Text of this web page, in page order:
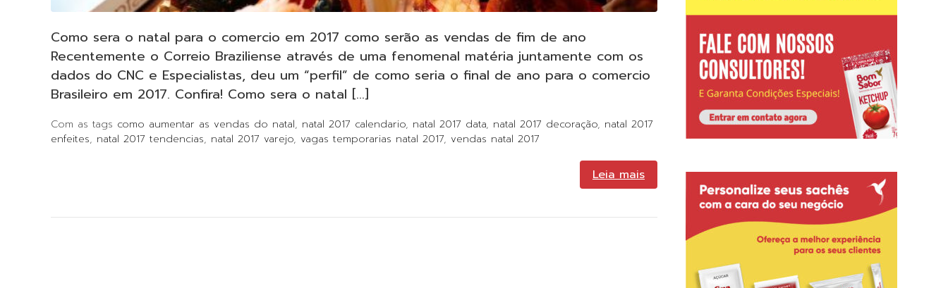
Como sera o natal para o comercio em 2017 como serão as vendas de fim de ano
Recentemente o Correio Braziliense através de uma fenomenal matéria juntamente com os
dados do CNC e Especialistas, deu um “perfil” de como seria o final de ano para o comercio
Brasileiro em 2017. Confira! Como sera o natal […]
Com as tags como aumentar as vendas do natal, natal 2017 calendario, natal 2017 data, natal 2017 decoração, natal 2017
enfeites, natal 2017 tendencias, natal 2017 varejo, vagas temporarias natal 2017, vendas natal 2017
Leia mais